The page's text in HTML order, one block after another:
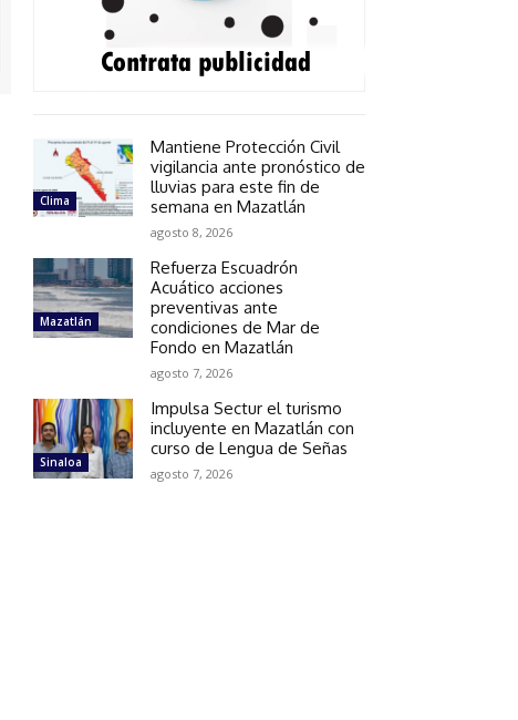
Clima
Mantiene Protección Civil
vigilancia ante pronóstico de
lluvias para este fin de
semana en Mazatlán
agosto 8, 2026
Mazatlán
Refuerza Escuadrón
Acuático acciones
preventivas ante
condiciones de Mar de
Fondo en Mazatlán
agosto 7, 2026
Sinaloa
Impulsa Sectur el turismo
incluyente en Mazatlán con
curso de Lengua de Señas
agosto 7, 2026